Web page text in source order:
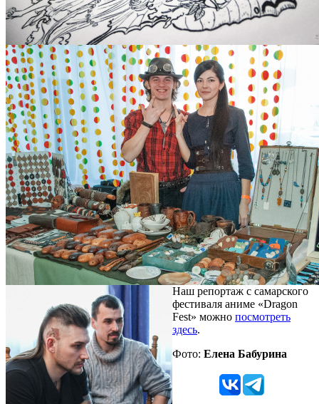
Наш репортаж с самарского
фестиваля аниме «Dragon
Fest» можно посмотреть
здесь.
Фото: Елена Бабурина